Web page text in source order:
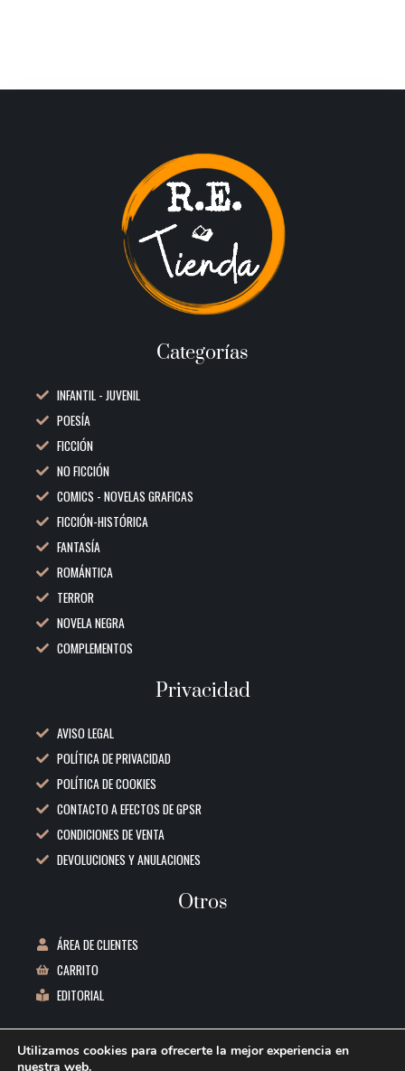
Categorías
INFANTIL - JUVENIL
POESÍA
FICCIÓN
NO FICCIÓN
COMICS - NOVELAS GRAFICAS
FICCIÓN-HISTÓRICA
FANTASÍA
ROMÁNTICA
TERROR
NOVELA NEGRA
COMPLEMENTOS
Privacidad
AVISO LEGAL
POLÍTICA DE PRIVACIDAD
POLÍTICA DE COOKIES
CONTACTO A EFECTOS DE GPSR
CONDICIONES DE VENTA
DEVOLUCIONES Y ANULACIONES
Otros
ÁREA DE CLIENTES
CARRITO
EDITORIAL
Utilizamos cookies para ofrecerte la mejor experiencia en
nuestra web.